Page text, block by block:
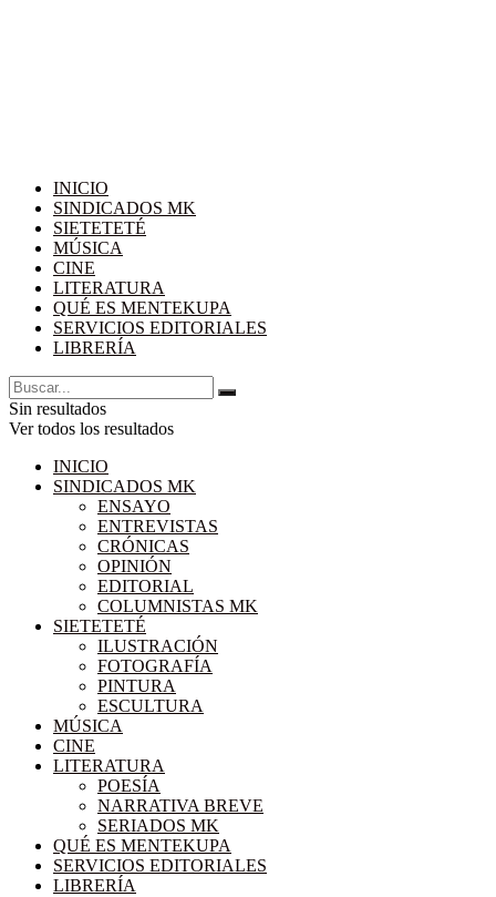
INICIO
SINDICADOS MK
SIETETETÉ
MÚSICA
CINE
LITERATURA
QUÉ ES MENTEKUPA
SERVICIOS EDITORIALES
LIBRERÍA
Sin resultados
Ver todos los resultados
INICIO
SINDICADOS MK
ENSAYO
ENTREVISTAS
CRÓNICAS
OPINIÓN
EDITORIAL
COLUMNISTAS MK
SIETETETÉ
ILUSTRACIÓN
FOTOGRAFÍA
PINTURA
ESCULTURA
MÚSICA
CINE
LITERATURA
POESÍA
NARRATIVA BREVE
SERIADOS MK
QUÉ ES MENTEKUPA
SERVICIOS EDITORIALES
LIBRERÍA